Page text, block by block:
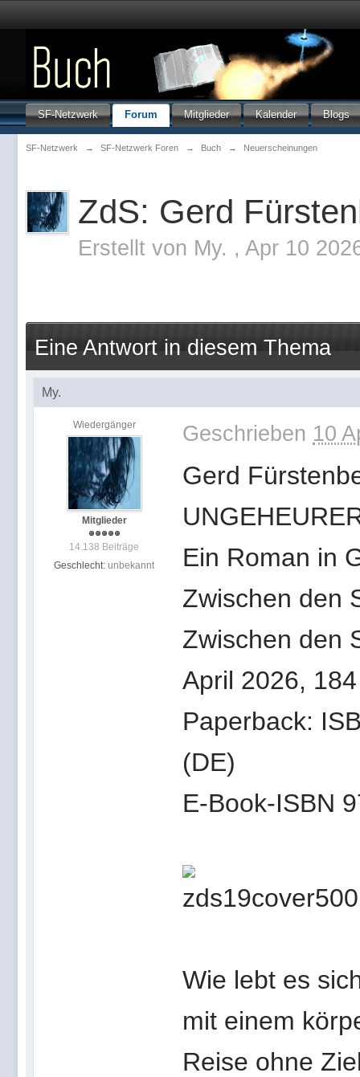
SF-Netzwerk Forum Mitglieder Kalender Blogs
SF-Netzwerk → SF-Netzwerk Foren → Buch → Neuerscheinungen
ZdS: Gerd
Erstellt von My. , Apr 10
Eine Antwort in diesem Thema
My.
Wiedergänger
Mitglieder
14.138 Beiträge
Geschlecht: unbekannt
Geschrieben 10
Gerd
Ein Roman in
Zwischen den
Zwischen den
April 2026,
Paperback:
(DE)
E-Book-ISBN
Wie lebt es
mit einem
Reise ohne